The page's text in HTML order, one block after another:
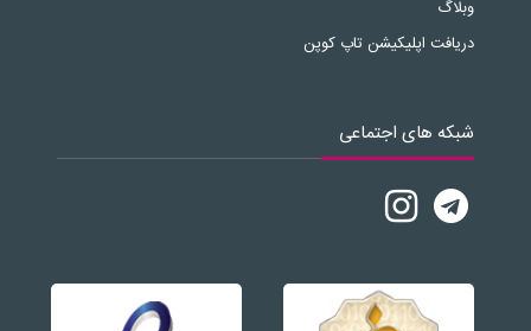
وبلاگ
دریافت اپلیکیشن تاپ کوپن
شبکه های اجتماعی